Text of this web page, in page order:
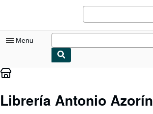
Menu
My Account
Librería Antonio Azorín